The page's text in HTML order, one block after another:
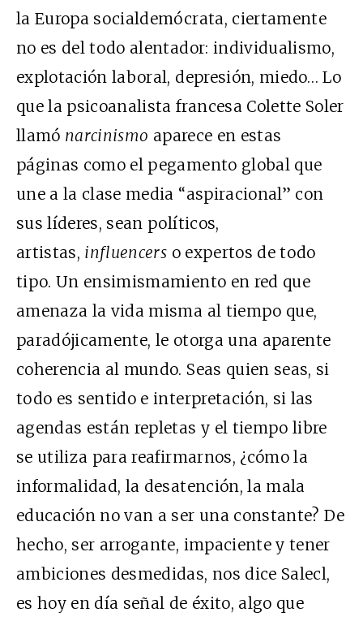
la Europa socialdemócrata, ciertamente
no es del todo alentador: individualismo,
explotación laboral, depresión, miedo… Lo
que la psicoanalista francesa Colette Soler
llamó narcinismo aparece en estas
páginas como el pegamento global que
une a la clase media “aspiracional” con
sus líderes, sean políticos,
artistas, influencers o expertos de todo
tipo. Un ensimismamiento en red que
amenaza la vida misma al tiempo que,
paradójicamente, le otorga una aparente
coherencia al mundo. Seas quien seas, si
todo es sentido e interpretación, si las
agendas están repletas y el tiempo libre
se utiliza para reafirmarnos, ¿cómo la
informalidad, la desatención, la mala
educación no van a ser una constante? De
hecho, ser arrogante, impaciente y tener
ambiciones desmedidas, nos dice Salecl,
es hoy en día señal de éxito, algo que